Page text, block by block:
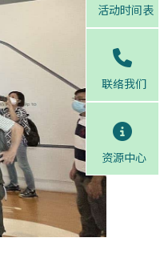
活动时间表
联络我们
资源中心